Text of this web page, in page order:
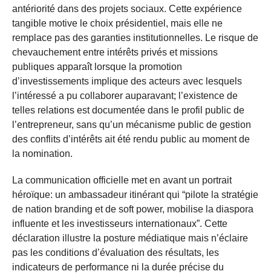
antériorité dans des projets sociaux. Cette expérience
tangible motive le choix présidentiel, mais elle ne
remplace pas des garanties institutionnelles. Le risque de
chevauchement entre intérêts privés et missions
publiques apparaît lorsque la promotion
d’investissements implique des acteurs avec lesquels
l’intéressé a pu collaborer auparavant; l’existence de
telles relations est documentée dans le profil public de
l’entrepreneur, sans qu’un mécanisme public de gestion
des conflits d’intérêts ait été rendu public au moment de
la nomination.
La communication officielle met en avant un portrait
héroïque: un ambassadeur itinérant qui “pilote la stratégie
de nation branding et de soft power, mobilise la diaspora
influente et les investisseurs internationaux”. Cette
déclaration illustre la posture médiatique mais n’éclaire
pas les conditions d’évaluation des résultats, les
indicateurs de performance ni la durée précise du